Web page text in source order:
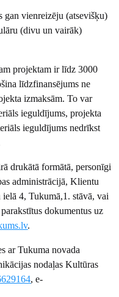
gan vienreizēju (atsevišķu)
(divu un vairāk)
projektam ir līdz 3000
līdzfinansējums ne
izmaksām. To var
ieguldījums, projekta
ieguldījums nedrīkst
drukātā formātā, personīgi
administrācijā, Klientu
ielā 4, Tukumā,1. stāvā, vai
dokumentus uz
.
ar Tukuma novada
nodaļas Kultūras
, e-